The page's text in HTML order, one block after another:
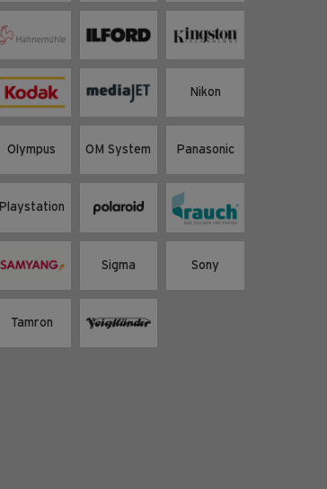
Nikon
Olympus OM System Panasonic
Playstation
Sigma Sony
Tamron